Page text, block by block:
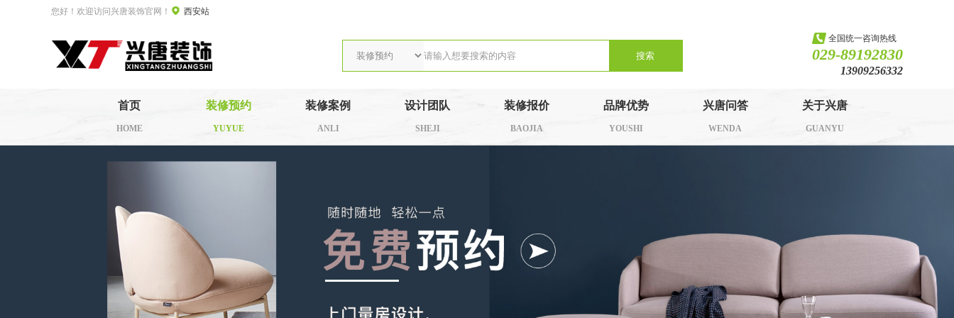
您好！欢迎访问兴唐装饰官网！ 西安站
搜索
全国统一咨询热线
029-89192830
13909256332
首页
HOME
装修预约
YUYUE
装修案例
ANLI
设计团队
SHEJI
装修报价
BAOJIA
品牌优势
YOUSHI
兴唐问答
WENDA
关于兴唐
GUANYU